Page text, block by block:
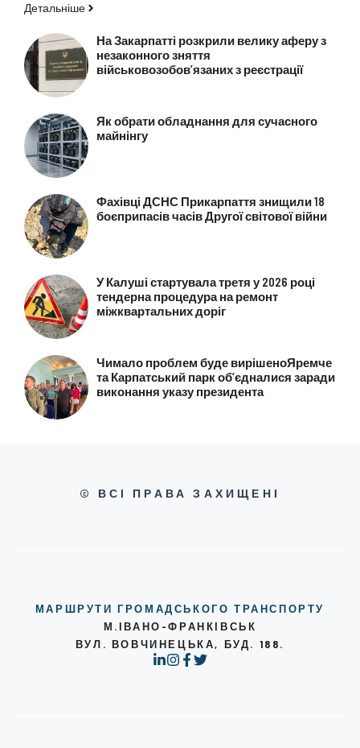
Детальніше
На Закарпатті розкрили велику аферу з
незаконного зняття
військовозобов’язаних з реєстрації
Як обрати обладнання для сучасного
майнінгу
Фахівці ДСНС Прикарпаття знищили 18
боєприпасів часів Другої світової війни
У Калуші стартувала третя у 2026 році
тендерна процедура на ремонт
міжквартальних доріг
Чимало проблем буде вирішеноЯремче
та Карпатський парк об’єдналися заради
виконання указу президента
© ВСІ ПРАВА ЗАХИЩЕНІ
МАРШРУТИ ГРОМАДСЬКОГО ТРАНСПОРТУ
М.ІВАНО-ФРАНКІВСЬК
ВУЛ. ВОВЧИНЕЦЬКА, БУД. 188.